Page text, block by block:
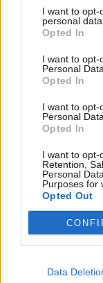
I want to opt-
personal data.
Opted In
I want to opt-
Personal Data.
Opted In
I want to opt-
Personal
Opted In
I want to opt-
Retention,
Personal
Purposes for
Opted Out
Data
Tehát
de ha
terméket,
Jogosan
ennyire
Következő
választ!